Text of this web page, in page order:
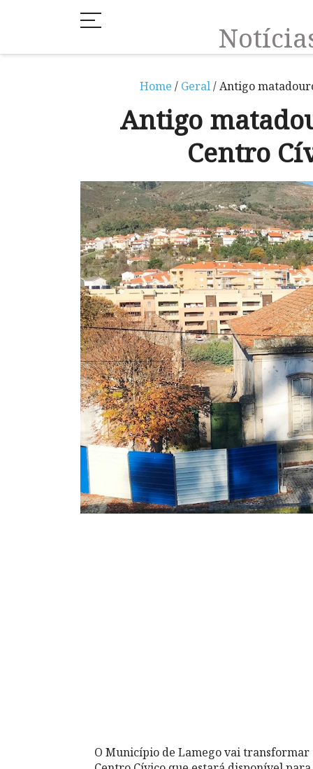
Home / Geral/ Antigo
Antigo
Centro
O Município de Lamego vai